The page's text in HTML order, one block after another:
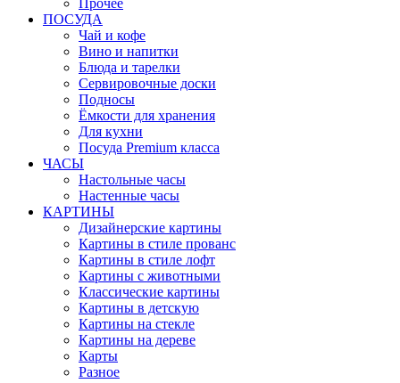
Прочее
ПОСУДА
Чай и кофе
Вино и напитки
Блюда и тарелки
Сервировочные доски
Подносы
Ёмкости для хранения
Для кухни
Посуда Premium класса
ЧАСЫ
Настольные часы
Настенные часы
КАРТИНЫ
Дизайнерские картины
Картины в стиле прованс
Картины в стиле лофт
Картины с животными
Классические картины
Картины в детскую
Картины на стекле
Картины на дереве
Карты
Разное